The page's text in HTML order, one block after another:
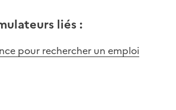
liés :
pour rechercher un emploi